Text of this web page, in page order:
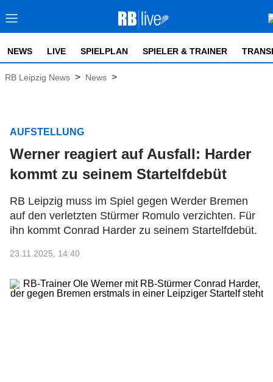
NEWS LIVE SPIELPLAN SPIELER & TRAINER
RB Leipzig News > News >
AUFSTELLUNG
Werner reagiert auf Ausfall: Harder
kommt zu seinem Startelfdebüt
RB Leipzig muss im Spiel gegen Werder Bremen
auf den verletzten Stürmer Romulo verzichten. Für
ihn kommt Conrad Harder zu seinem Startelfdebüt.
23.11.2025, 14:40